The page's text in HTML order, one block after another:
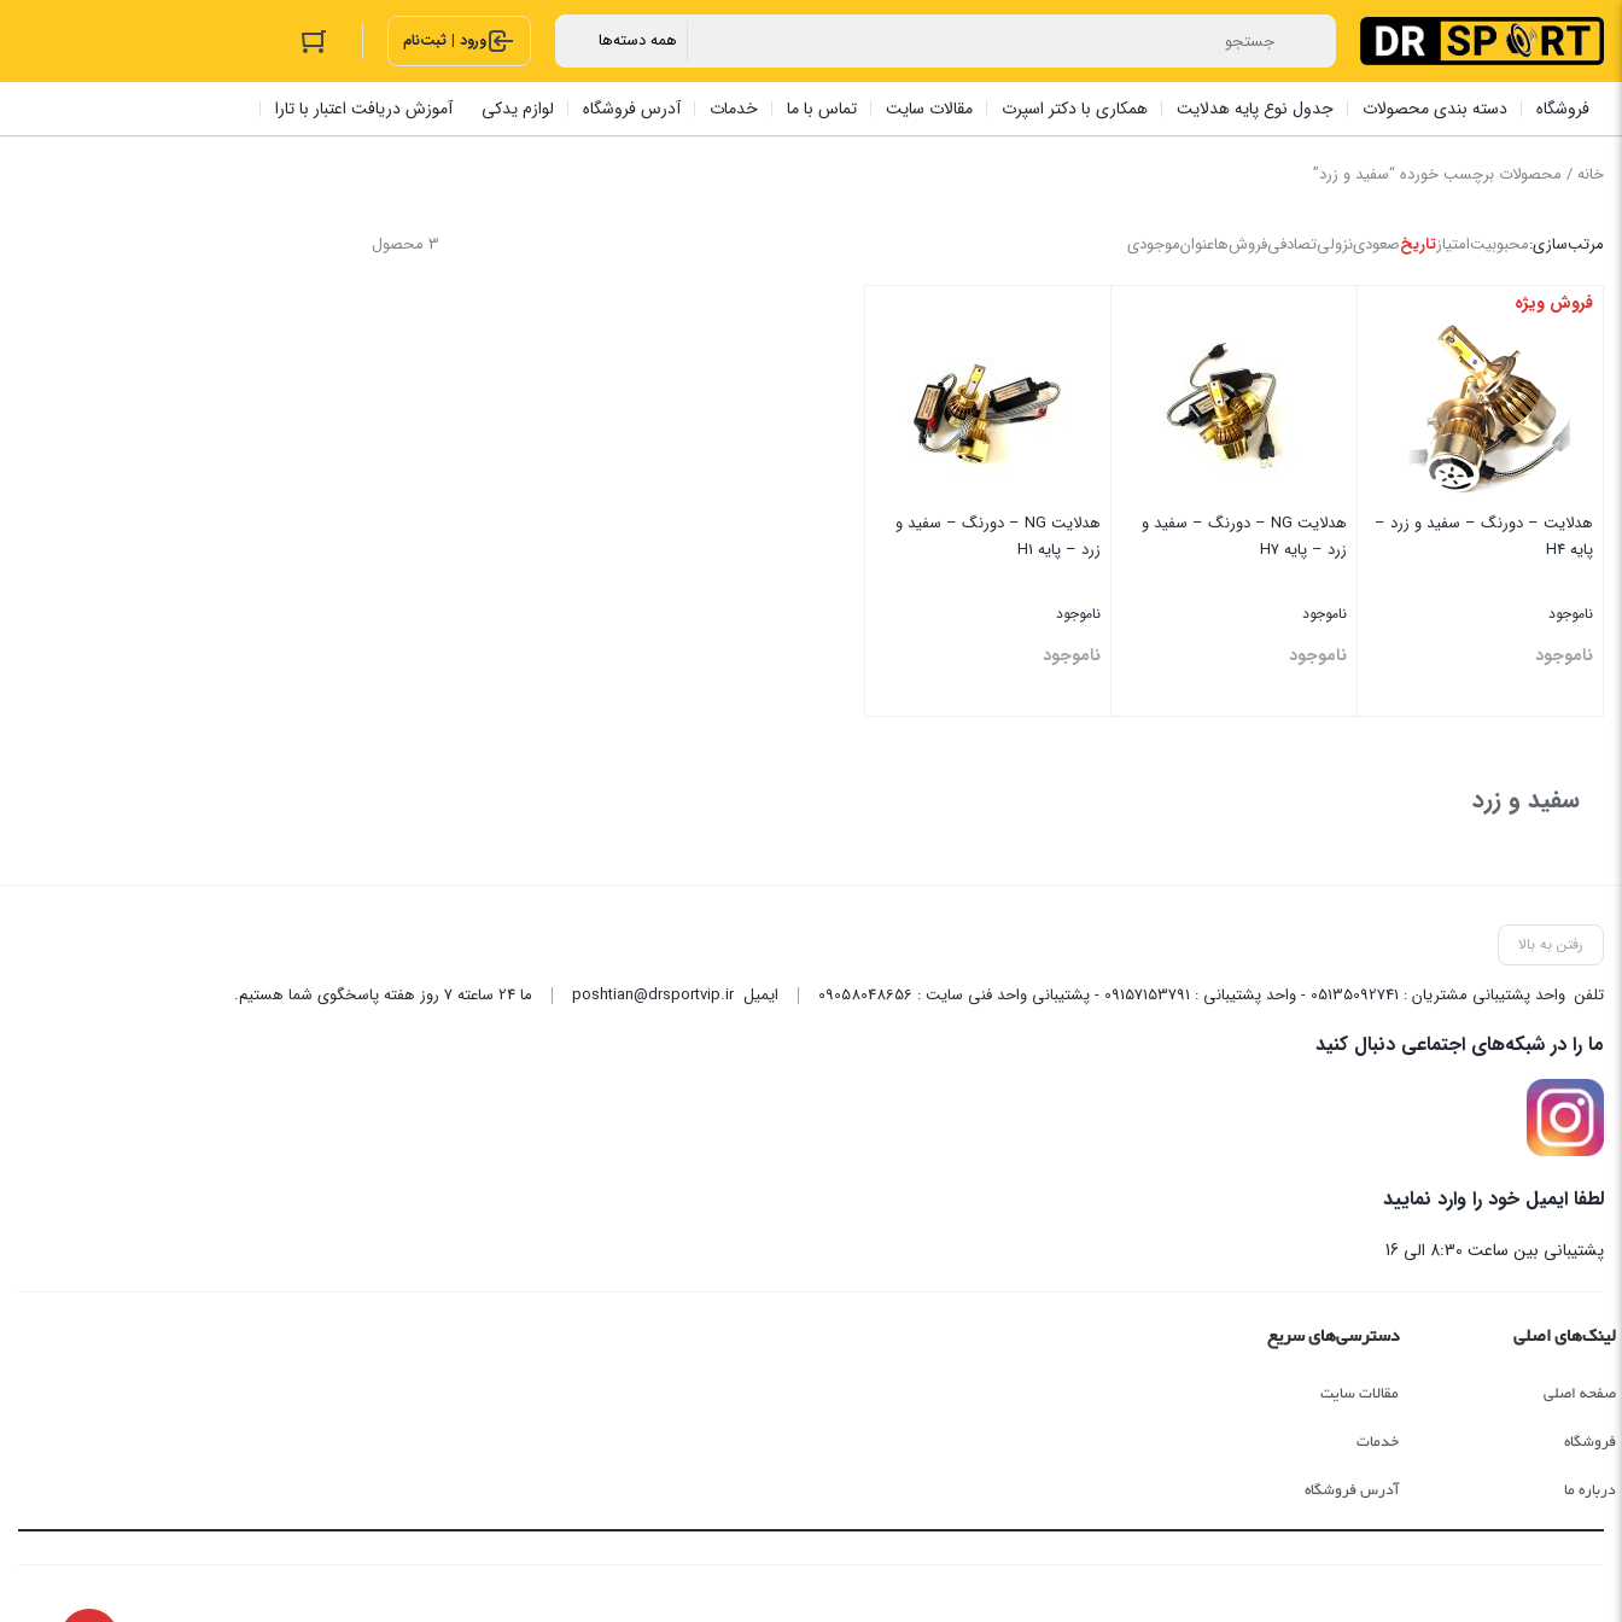
ورود | ثبت‌نام
فروشگاه دسته بندی محصولات جدول نوع پایه هدلایت همکاری با دکتر اسپرت مقالات سایت تماس با ما خدمات آدرس فروشگاه لوازم یدکی آموزش دریافت اعتبار با تارا
خانه/ محصولات برچسب خورده “سفید و زرد”
3 محصول مرتب‌سازی:محبوبیتامتیازتاریخصعودینزولیتصادفیفروش‌هاعنوانموجودی
فروش ویژه
هدلایت – دورنگ – سفید و زرد –
پایه H4
ناموجود
ناموجود
هدلایت NG – دورنگ – سفید و
زرد – پایه H7
ناموجود
ناموجود
هدلایت NG – دورنگ – سفید و
زرد – پایه H1
ناموجود
ناموجود
سفید و زرد
رفتن به بالا
تلفن واحد پشتیبانی مشتریان : 05135092741 - واحد پشتیبانی : 09157153791 - پشتیبانی واحد فنی سایت : 09058048656 ایمیلposhtian@drsportvip.ir ما 24 ساعته 7 روز هفته پاسخگوی شما هستیم.
ما را در شبکه‌های اجتماعی دنبال کنید
لطفا ایمیل خود را وارد نمایید
پشتیبانی بین ساعت 8:30 الی 16
لینک‌های اصلی
صفحه اصلی
فروشگاه
درباره ما
دسترسی‌های سریع
مقالات سایت
خدمات
آدرس فروشگاه